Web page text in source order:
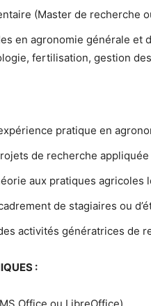
(Master de recherche
en agronomie générale
fertilisation, gestion
pratique en
de recherche
aux pratiques agricoles
de stagiaires ou
activités génératrices de
: